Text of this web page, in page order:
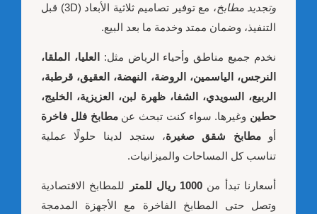
وتجديد مطابخ
، مع توفير تصاميم ثلاثية الأبعاد (3D) قبل
التنفيذ، وضمان ممتد وخدمة ما بعد البيع.
نخدم جميع مناطق وأحياء الرياض مثل:
العليا، الملقا،
النرجس، الياسمين، الروضة، النهضة، العقيق، قرطبة،
الربيع، السويدي، الشفا، ظهرة لبن، العزيزية، الخليج،
حطين وغيرها. سواء كنت تبحث عنمطابخ فلل فاخرة
أومطابخ شقق صغيرة، ستجد لدينا حلولًا عملية
تناسب كل المساحات والميزانيات.
أسعارنا تبدأ من 1000 ريال للمتر
للمطابخ الاقتصادية
وتصل حتى المطابخ الفاخرة مع الأجهزة المدمجة